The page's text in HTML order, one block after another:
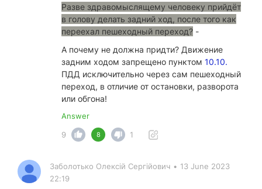
Разве здравомыслящему человеку прийдёт
в голову делать задний ход, после того как
переехал пешеходный переход? -
А почему не должна придти? Движение
задним ходом запрещено пунктом 10.10.
ПДД исключительно через сам пешеходный
переход, в отличие от остановки, разворота
или обгона!
Answer
9
8 1
Заболотько Олексiй Сергiйович • 13 June 2023
22:19